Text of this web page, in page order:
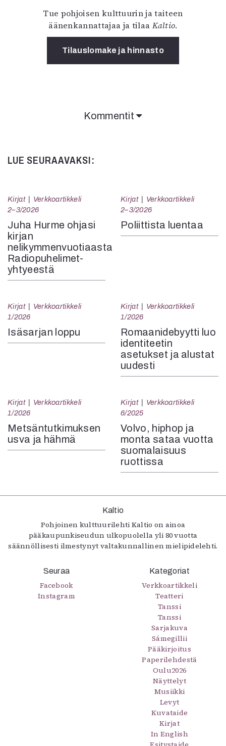
Tue pohjoisen kulttuurin ja taiteen
äänenkannattajaa ja tilaa Kaltio.
Tilauslomake ja hinnasto
Kommentit
LUE SEURAAVAKSI:
Kirjat
Verkkoartikkeli
2–3/2026
Juha Hurme ohjasi
kirjan
nelikymmenvuotiaasta
Radiopuhelimet-
yhtyeestä
Kirjat
Verkkoartikkeli
2–3/2026
Poliittista luentaa
Kirjat
Verkkoartikkeli
1/2026
Isäsarjan loppu
Kirjat
Verkkoartikkeli
1/2026
Romaanidebyytti luo
identiteetin
asetukset ja alustat
uudesti
Kirjat
Verkkoartikkeli
1/2026
Metsäntutkimuksen
usva ja hähmä
Kirjat
Verkkoartikkeli
6/2025
Volvo, hiphop ja
monta sataa vuotta
suomalaisuus
ruottissa
Kaltio
Pohjoinen kulttuurilehti Kaltio on ainoa
pääkaupunkiseudun ulkopuolella yli 80 vuotta
säännöllisesti ilmestynyt valtakunnallinen mielipidelehti.
Seuraa
Facebook
Instagram
Kategoriat
Verkkoartikkeli
Teatteri
Tanssi
Tanssi
Sarjakuva
Sámegillii
Pääkirjoitus
Paperilehdestä
Oulu2026
Näyttelyt
Musiikki
Levyt
Kuvataide
Kirjat
In English